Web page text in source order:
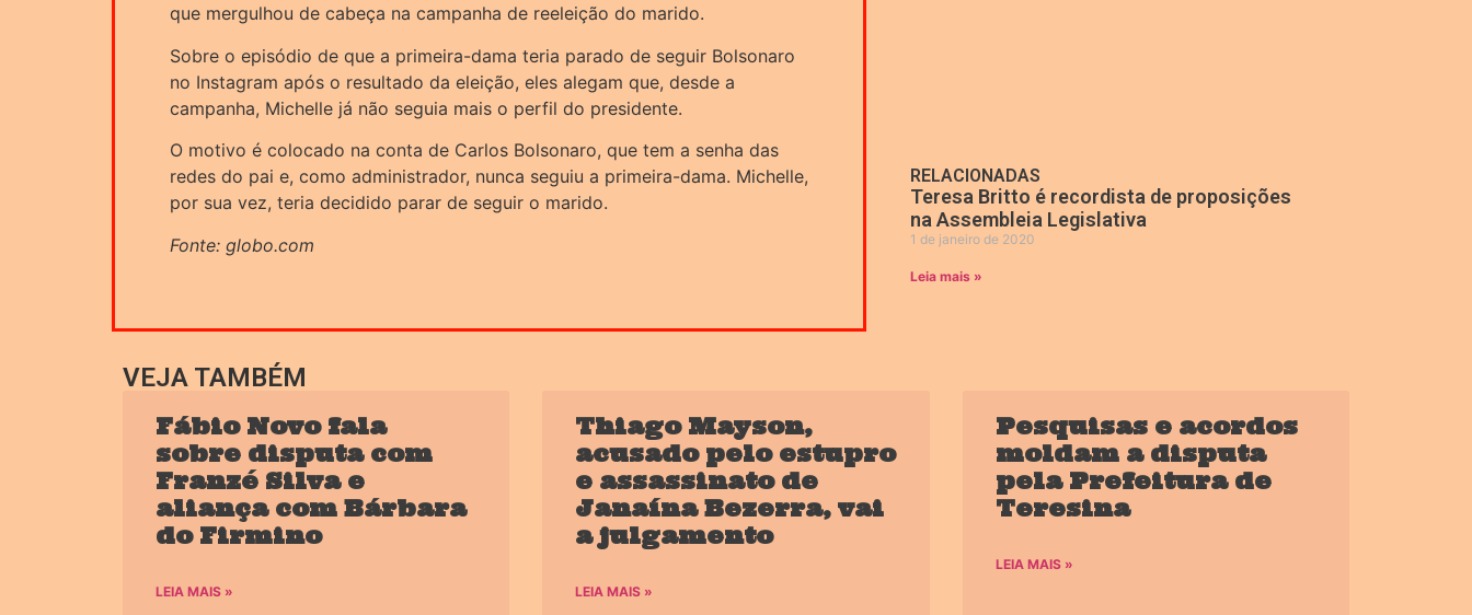
que mergulhou de cabeça na campanha de reeleição do marido.
Sobre o episódio de que a primeira-dama teria parado de seguir Bolsonaro
no Instagram após o resultado da eleição, eles alegam que, desde a
campanha, Michelle já não seguia mais o perfil do presidente.
O motivo é colocado na conta de Carlos Bolsonaro, que tem a senha das
redes do pai e, como administrador, nunca seguiu a primeira-dama. Michelle,
por sua vez, teria decidido parar de seguir o marido.
Fonte: globo.com
RELACIONADAS
Teresa Britto é recordista de proposições
na Assembleia Legislativa
1 de janeiro de 2020
Leia mais »
VEJA TAMBÉM
Fábio Novo fala
sobre disputa com
Franzé Silva e
aliança com Bárbara
do Firmino
LEIA MAIS »
Thiago Mayson,
acusado pelo estupro
e assassinato de
Janaína Bezerra, vai
a julgamento
LEIA MAIS »
Pesquisas e acordos
moldam a disputa
pela Prefeitura de
Teresina
LEIA MAIS »